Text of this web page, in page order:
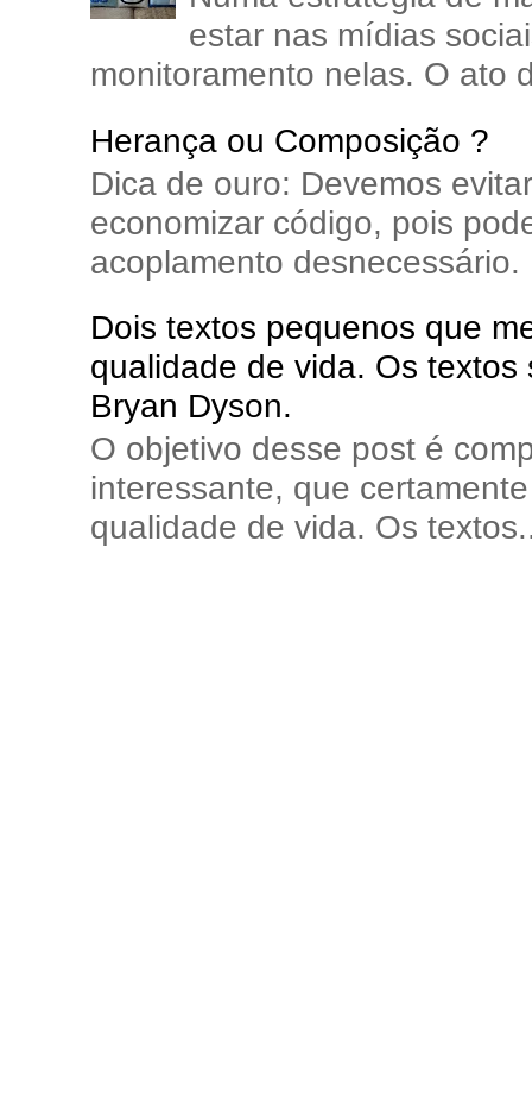
estar nas mídias
monitoramento nelas. O ato
Herança ou Composição ?
Dica de ouro: Devemos
economizar código, pois
acoplamento
Dois textos pequenos que
qualidade de vida. Os
Bryan Dyson.
O objetivo desse post é
interessante, que
qualidade de vida. Os